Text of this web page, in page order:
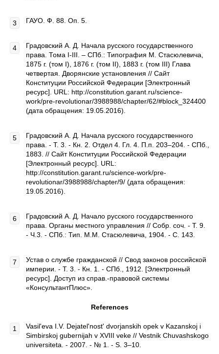
ГАУО. Ф. 88. Оп. 5.
Градовский А. Д. Начала русского государственного
права. Тома I-III. – СПб.: Типография М. Стасюлевича,
1875 г. (том I), 1876 г. (том II), 1883 г. (том III) Глава
четвертая. Дворянские установления // Сайт
Конституции Российской Федерации [Электронный
ресурс]. URL: http://constitution.garant.ru/science-
work/pre-revolutionar/3988988/chapter/62/#block_324400
(дата обращения: 19.05.2016).
Градовский А. Д. Начала русского государственного
права. - Т. 3. - Кн. 2. Отдел 4. Гл. 4. П.п. 203–204. - СПб.,
1883. // Сайт Конституции Российской Федерации
[Электронный ресурс]. URL:
http://constitution.garant.ru/science-work/pre-
revolutionar/3988988/chapter/9/ (дата обращения:
19.05.2016).
Градовский А. Д. Начало русского государственного
права. Органы местного управления // Собр. соч. - Т. 9.
- Ч.3. - СПб.: Тип. М.М. Стасюлевича, 1904. - С. 143.
Устав о службе гражданской // Свод законов российской
империи. - Т. 3. - Кн. 1. - СПб., 1912. [Электронный
ресурс]. Доступ из справ.-правовой системы
«КонсультантПлюс».
References
Vasil'eva I.V. Dejatel'nost' dvorjanskih opek v Kazanskoj i
Simbirskoj gubernijah v XVIII veke // Vestnik Chuvashskogo
universiteta. - 2007. - № 1. - S. 3–10.